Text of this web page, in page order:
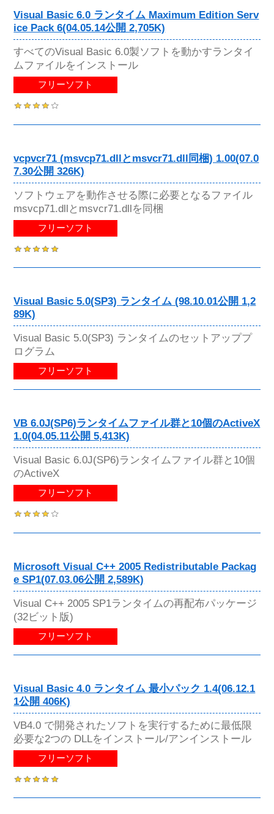
Visual Basic 6.0 ランタイム Maximum Edition Serv
ice Pack 6(04.05.14公開 2,705K)
すべてのVisual Basic 6.0製ソフトを動かすランタイ
ムファイルをインストール
フリーソフト
vcpvcr71 (msvcp71.dllとmsvcr71.dll同梱) 1.00(07.0
7.30公開 326K)
ソフトウェアを動作させる際に必要となるファイル
msvcp71.dllとmsvcr71.dllを同梱
フリーソフト
Visual Basic 5.0(SP3) ランタイム (98.10.01公開 1,2
89K)
Visual Basic 5.0(SP3) ランタイムのセットアッププ
ログラム
フリーソフト
VB 6.0J(SP6)ランタイムファイル群と10個のActiveX
1.0(04.05.11公開 5,413K)
Visual Basic 6.0J(SP6)ランタイムファイル群と10個
のActiveX
フリーソフト
Microsoft Visual C++ 2005 Redistributable Packag
e SP1(07.03.06公開 2,589K)
Visual C++ 2005 SP1ランタイムの再配布パッケージ
(32ビット版)
フリーソフト
Visual Basic 4.0 ランタイム 最小パック 1.4(06.12.1
1公開 406K)
VB4.0 で開発されたソフトを実行するために最低限
必要な2つの DLLをインストール/アンインストール
フリーソフト